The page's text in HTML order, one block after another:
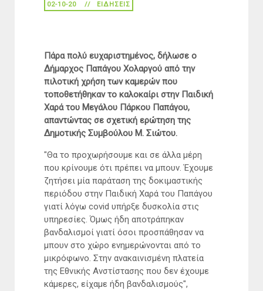
02-10-20 ΕΙΔΉΣΕΙΣ
Πάρα πολύ ευχαριστημένος, δήλωσε ο
Δήμαρχος Παπάγου Χολαργού από την
πιλοτική χρήση των καμερών που
τοποθετήθηκαν το καλοκαίρι στην Παιδική
Χαρά του Μεγάλου Πάρκου Παπάγου,
απαντώντας σε σχετική ερώτηση της
Δημοτικής Συμβούλου Μ. Σιώτου.
"Θα το προχωρήσουμε και σε άλλα μέρη
που κρίνουμε ότι πρέπει να μπουν. Έχουμε
ζητήσει μία παράταση της δοκιμαστικής
περιόδου στην Παιδική Χαρά του Παπάγου
γιατί λόγω covid υπήρξε δυσκολία στις
υπηρεσίες. Όμως ήδη αποτράπηκαν
βανδαλισμοί γιατί όσοι προσπάθησαν να
μπουν στο χώρο ενημερώνονται από το
μικρόφωνο. Στην ανακαινισμένη πλατεία
της Εθνικής Ανστίστασης που δεν έχουμε
κάμερες, είχαμε ήδη βανδαλισμούς",